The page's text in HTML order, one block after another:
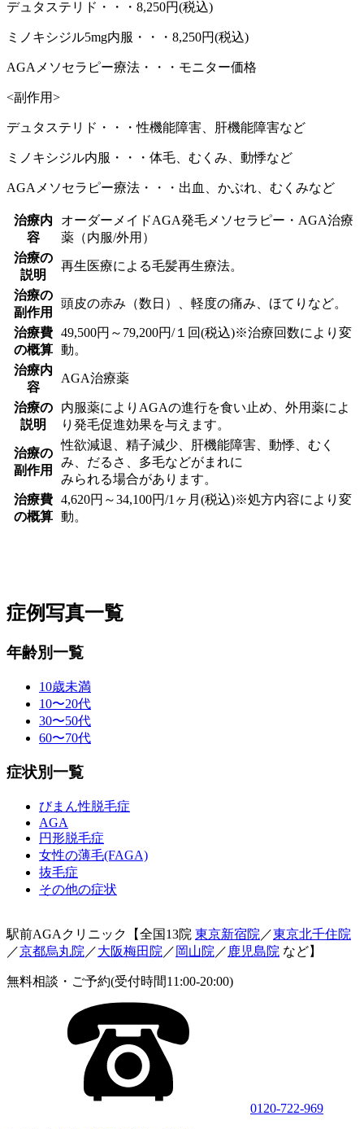
デュタステリド・・・8,250円(税込)
ミノキシジル5mg内服・・・8,250円(税込)
AGAメソセラピー療法・・・モニター価格
<副作用>
デュタステリド・・・性機能障害、肝機能障害など
ミノキシジル内服・・・体毛、むくみ、動悸など
AGAメソセラピー療法・・・出血、かぶれ、むくみなど
治療内
容
オーダーメイドAGA発毛メソセラピー・AGA治療
薬（内服/外用）
治療の
説明
再生医療による毛髪再生療法。
治療の
副作用
頭皮の赤み（数日）、軽度の痛み、ほてりなど。
治療費
の概算
49,500円～79,200円/１回(税込)※治療回数により変
動。
治療内
容
AGA治療薬
治療の
説明
内服薬によりAGAの進行を食い止め、外用薬によ
り発毛促進効果を与えます。
治療の
副作用
性欲減退、精子減少、肝機能障害、動悸、むく
み、だるさ、多毛などがまれに
みられる場合があります。
治療費
の概算
4,620円～34,100円/1ヶ月(税込)※処方内容により変
動。
症例写真一覧
年齢別一覧
10歳未満
10〜20代
30〜50代
60〜70代
症状別一覧
びまん性脱毛症
AGA
円形脱毛症
女性の薄毛(FAGA)
抜毛症
その他の症状
駅前AGAクリニック【全国13院 東京新宿院 ／東京北千住院
／京都烏丸院 ／大阪梅田院 ／ 岡山院 ／ 鹿児島院 など】
無料相談・ご予約(受付時間11:00-20:00)
0120-722-969